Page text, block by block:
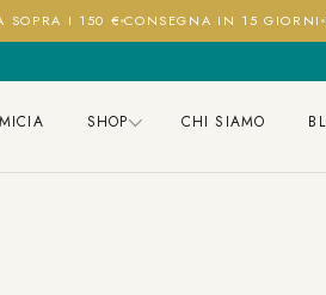
SOPRA I 150 €CONSEGNA IN 15 GIORNI
SHOP CHI SIAMO